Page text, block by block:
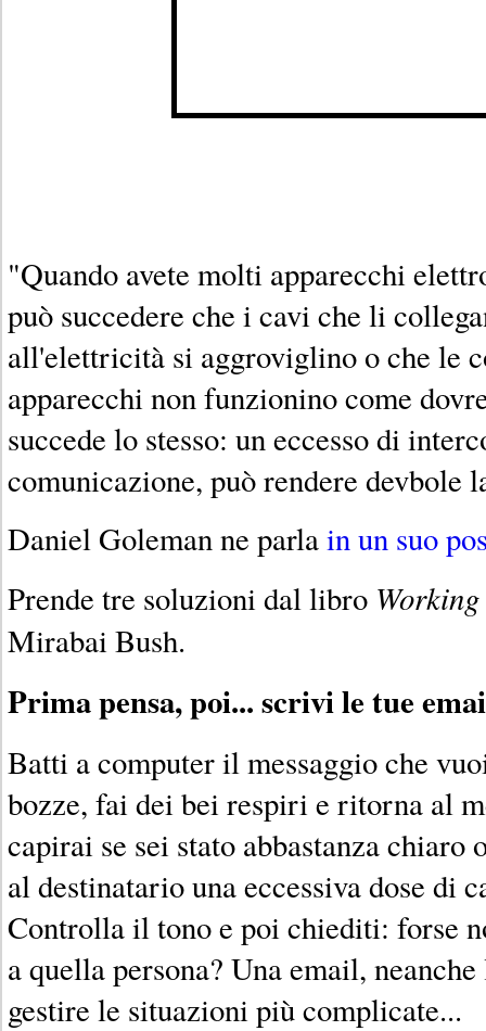
"Quando avete molti apparecchi
può succedere che i cavi che li
all'elettricità si aggroviglino o che le
apparecchi non funzionino come
succede lo stesso: un eccesso di
comunicazione, può rendere devbole
Daniel Goleman ne parlain un suo
Prende tre soluzioni dal libro
Mirabai Bush.
Prima pensa, poi... scrivi le tue
Batti a computer il messaggio che
bozze, fai dei bei respiri e ritorna al
capirai se sei stato abbastanza chiaro
al destinatario una eccessiva dose di
Controlla il tono e poi chiediti: forse
a quella persona? Una email,
gestire le situazioni più complicate...